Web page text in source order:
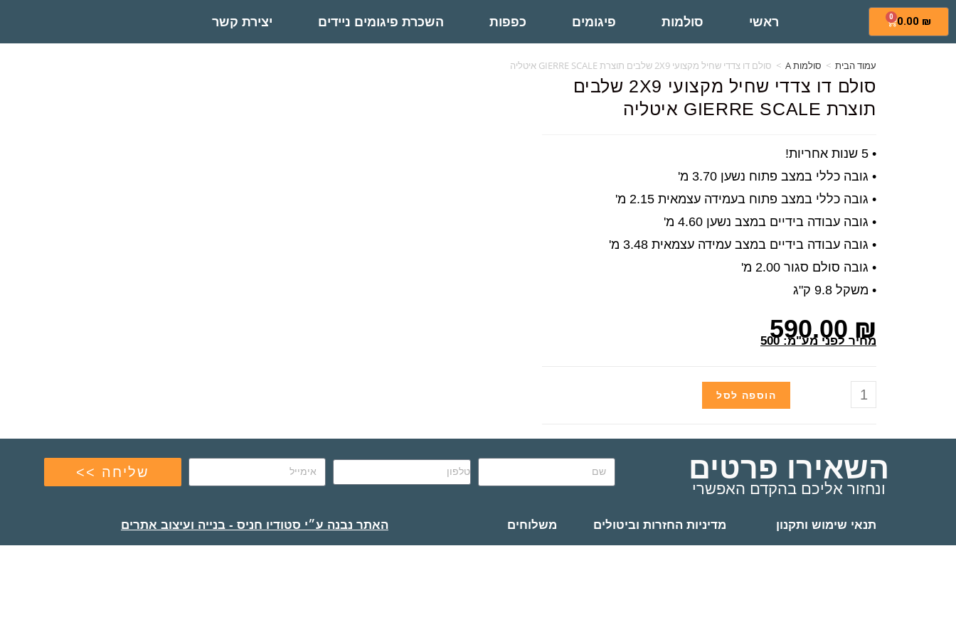
0.00 ₪
0 ראשי סולמות פיגומים כפפות השכרת פיגומים ניידים יצירת קשר
עמוד הבית > סולמות A > סולם דו צדדי שחיל מקצועי 2X9 שלבים תוצרת GIERRE SCALE איטליה
סולם דו צדדי שחיל מקצועי 2X9 שלבים
תוצרת GIERRE SCALE איטליה
• 5 שנות אחריות!
• גובה כללי במצב פתוח נשען 3.70 מ'
• גובה כללי במצב פתוח בעמידה עצמאית 2.15 מ'
• גובה עבודה בידיים במצב נשען 4.60 מ'
• גובה עבודה בידיים במצב עמידה עצמאית 3.48 מ'
• גובה סולם סגור 2.00 מ'
• משקל 9.8 ק"ג
590.00₪
מחיר לפני מע"מ: 500
הוספה לסל
השאירו פרטים
ונחזור אליכם בהקדם האפשרי
שליחה >>
תנאי שימוש ותקנון מדיניות החזרות וביטולים משלוחים האתר נבנה ע״י סטודיו חניס - בנייה ועיצוב אתרים